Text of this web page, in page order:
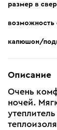
размер в
возможность
капюшон/
Описание
Очень
ночей.